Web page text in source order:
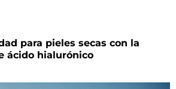
para pieles secas con la
ácido hialurónico